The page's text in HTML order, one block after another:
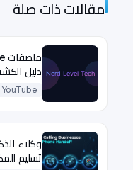
مقالات ذات صلة
دليل
YouTube
وكلاء
تسليم